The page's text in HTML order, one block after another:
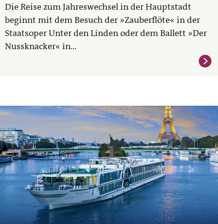
Die Reise zum Jahreswechsel in der Hauptstadt
beginnt mit dem Besuch der »Zauberflöte« in der
Staatsoper Unter den Linden oder dem Ballett »Der
Nussknacker« in...